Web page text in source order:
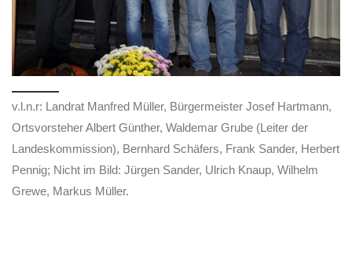
v.l.n.r: Landrat Manfred Müller, Bürgermeister Josef Hartmann,
Ortsvorsteher Albert Günther, Waldemar Grube (Leiter der
Landeskommission), Bernhard Schäfers, Frank Sander, Herbert
Pennig; Nicht im Bild: Jürgen Sander, Ulrich Knaup, Wilhelm
Grewe, Markus Müller.